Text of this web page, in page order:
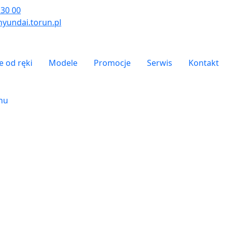
00
- top
od ręki Modele Promocje Serwis
Kontakt